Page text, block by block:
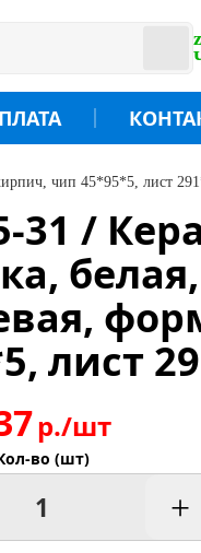
чип 45*95*5, лист
31 /
лист
р./шт
во (шт)
+